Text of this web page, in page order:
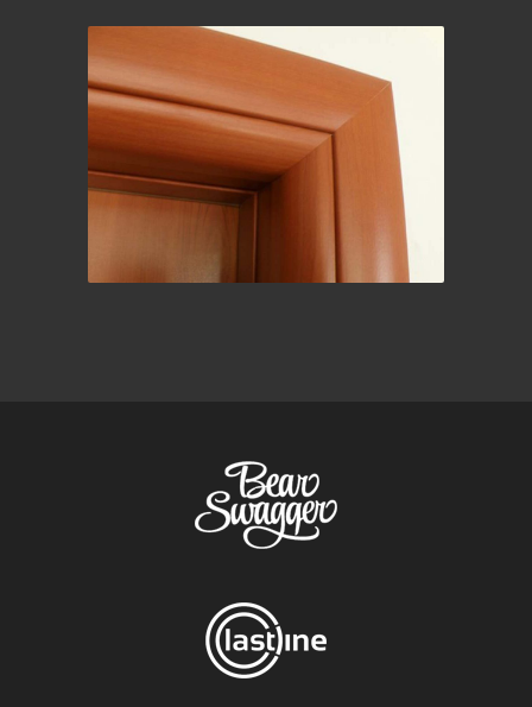
Baštanski stolovi